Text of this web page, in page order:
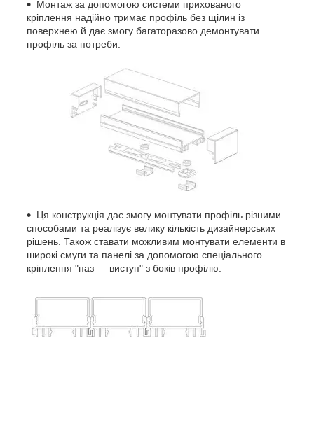
Монтаж за допомогою системи прихованого
кріплення надійно тримає профіль без щілин із
поверхнею й дає змогу багаторазово демонтувати
профіль за потреби.
Ця конструкція дає змогу монтувати профіль різними
способами та реалізує велику кількість дизайнерських
рішень. Також ставати можливим монтувати елементи в
широкі смуги та панелі за допомогою спеціального
кріплення "паз — виступ" з боків профілю.